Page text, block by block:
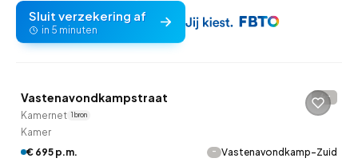
Sluit verzekering af
in 5 minuten
Vastenavondkampstraat -
Kamernet 1 bron
Kamer
€ 695 p.m.
- Vastenavondkamp-Zuid
Betaald reageren